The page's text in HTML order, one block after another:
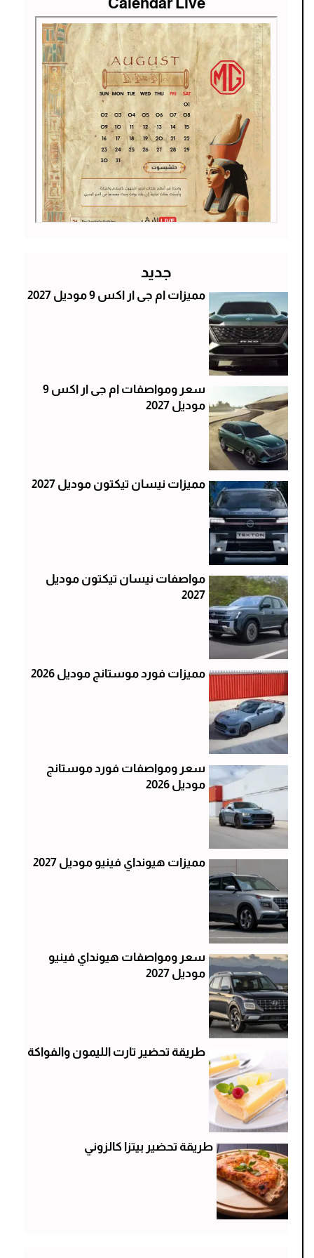
جديد
مميزات ام جى ار اكس 9 موديل 2027
سعر ومواصفات ام جى ار اكس 9
موديل 2027
مميزات نيسان تيكتون موديل 2027
مواصفات نيسان تيكتون موديل
2027
مميزات فورد موستانج موديل 2026
سعر ومواصفات فورد موستانج
موديل 2026
مميزات هيونداي فينيو موديل 2027
سعر ومواصفات هيونداي فينيو
موديل 2027
طريقة تحضير تارت الليمون والفواكة
طريقة تحضير بيتزا كالزوني